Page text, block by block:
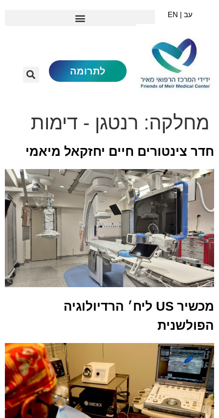
עב | EN
לתרומה
מחלקה: רנטגן - דימות
חדר צינטורים חיים יחזקאל מיאמי
מכשיר US ליח׳ הרדיולוגיה
הפולשנית